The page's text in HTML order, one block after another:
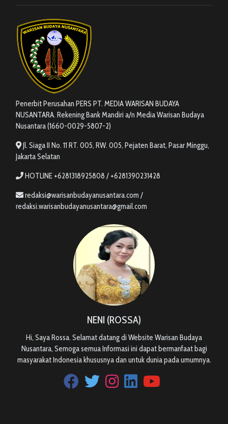
Penerbit Perusahan PERS PT. MEDIA WARISAN BUDAYA
NUSANTARA. Rekening Bank Mandiri a/n Media Warisan Budaya
Nusantara (1660-0029-5807-2)
Jl. Siaga II No. 11 RT. 005, RW. 005, Pejaten Barat, Pasar Minggu,
Jakarta Selatan
HOTLINE +6281318925808 / +6281390231428
redaksi@warisanbudayanusantara.com /
redaksi.warisanbudayanusantara@gmail.com
NENI (ROSSA)
Hi, Saya Rossa. Selamat datang di Website Warisan Budaya
Nusantara, Semoga semua Informasi ini dapat bermanfaat bagi
masyarakat Indonesia khususnya dan untuk dunia pada umumnya.